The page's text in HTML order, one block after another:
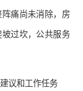
痛尚未消除，房
过坎，公共服务
议和工作任务